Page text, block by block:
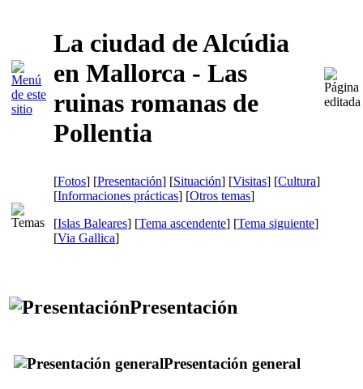
La ciudad de Alcúdia
en Mallorca - Las
ruinas romanas de
Pollentia
[Fotos] [Presentación] [Situación] [Visitas] [Cultura]
[Informaciones prácticas] [Otros temas]
[Islas Baleares] [Tema ascendente] [Tema siguiente]
[Via Gallica]
Presentación
Presentación general